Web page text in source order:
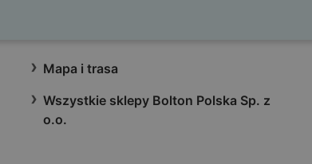
Mapa i trasa
Wszystkie sklepy Bolton Polska Sp. z
o.o.